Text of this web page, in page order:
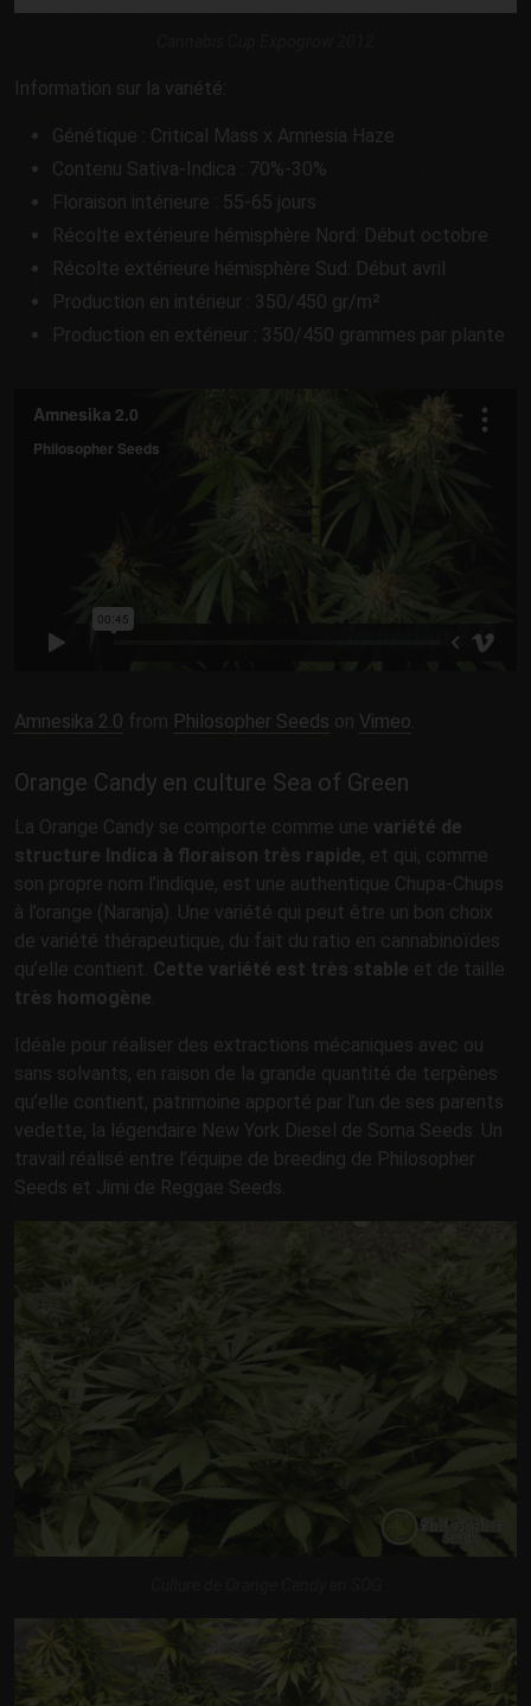
Information sur la variété:
Génétique : Critical Mass x Amnesia Haze
Contenu Sativa-Indica : 70%-30%
Floraison intérieure : 55-65 jours
Récolte extérieure hémisphère Nord: Début octobre
Récolte extérieure hémisphère Sud: Début avril
Production en intérieur : 350/450 gr/m²
Production en extérieur : 350/450 grammes par plante
Amnesika 2.0 from Philosopher Seeds on Vimeo.
Orange Candy en culture Sea of Green
La Orange Candy se comporte comme une variété de
structure Indica à floraison très rapide, et qui, comme
son propre nom l’indique, est une authentique Chupa-Chups
à l’orange (Naranja). Une variété qui peut être un bon choix
de variété thérapeutique, du fait du ratio en cannabinoïdes
qu’elle contient. Cette variété est très stable et de taille
très homogène.
Idéale pour réaliser des extractions mécaniques avec ou
sans solvants, en raison de la grande quantité de terpènes
qu’elle contient, patrimoine apporté par l’un de ses parents
vedette, la légendaire New York Diesel de Soma Seeds. Un
travail réalisé entre l’équipe de breeding de Philosopher
Seeds et Jimi de Reggae Seeds.